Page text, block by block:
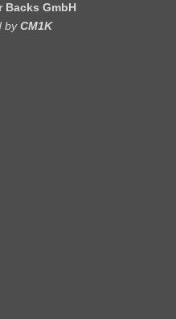
Backs GmbH
byCM1K